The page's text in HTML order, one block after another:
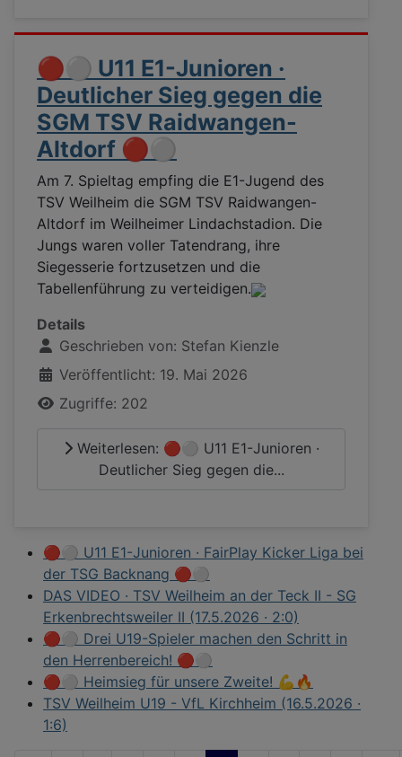
🔴⚪ U11 E1-Junioren ·
Deutlicher Sieg gegen die
SGM TSV Raidwangen-
Altdorf 🔴⚪
Am 7. Spieltag empfing die E1-Jugend des
TSV Weilheim die SGM TSV Raidwangen-
Altdorf im Weilheimer Lindachstadion. Die
Jungs waren voller Tatendrang, ihre
Siegesserie fortzusetzen und die
Tabellenführung zu verteidigen.
Details
Geschrieben von: Stefan Kienzle
Veröffentlicht: 19. Mai 2026
Zugriffe: 202
Weiterlesen: 🔴⚪ U11 E1-Junioren ·
Deutlicher Sieg gegen die...
🔴⚪ U11 E1-Junioren · FairPlay Kicker Liga bei
der TSG Backnang 🔴⚪
DAS VIDEO · TSV Weilheim an der Teck II - SG
Erkenbrechtsweiler II (17.5.2026 · 2:0)
🔴⚪ Drei U19-Spieler machen den Schritt in
den Herrenbereich! 🔴⚪
🔴⚪ Heimsieg für unsere Zweite! 💪🔥
TSV Weilheim U19 - VfL Kirchheim (16.5.2026 ·
1:6)